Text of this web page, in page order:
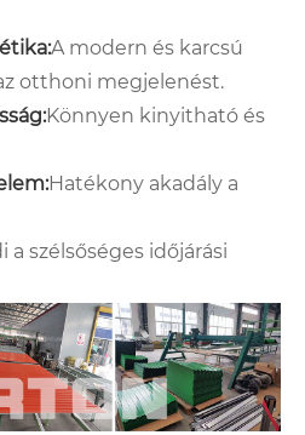
A modern és karcsú
otthoni megjelenést.
Könnyen kinyitható és
Hatékony akadály a
a szélsőséges időjárási